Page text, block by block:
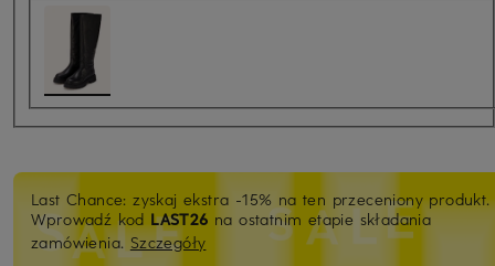
Last Chance: zyskaj ekstra -15% na ten przeceniony produkt.
Wprowadź kod LAST26 na ostatnim etapie składania
zamówienia. Szczegóły